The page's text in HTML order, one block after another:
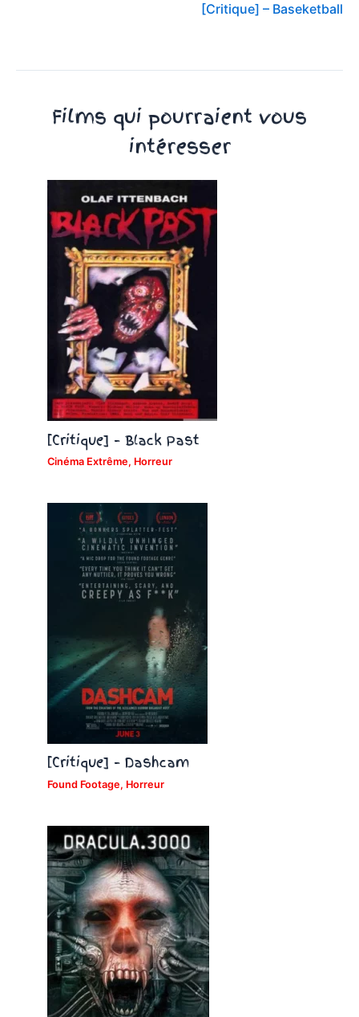
[Critique] – Baseketball
Films qui pourraient vous
intéresser
[Critique] – Black Past
Cinéma Extrême, Horreur
[Critique] – Dashcam
Found Footage, Horreur